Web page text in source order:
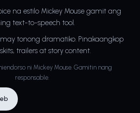
na estilo Mickey Mouse gamit ang
text-to-speech tool.
may tonong dramatiko. Pinakaangkop
trailers at story content.
ni Mickey Mouse. Gamitin nang
responsable.